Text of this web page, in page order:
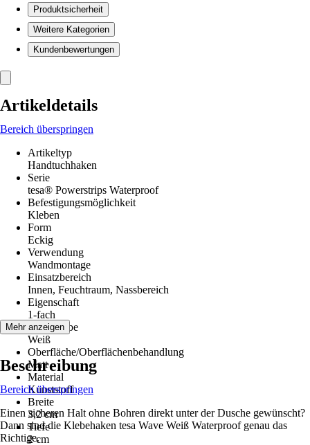
Produktsicherheit
Weitere Kategorien
Kundenbewertungen
Artikeldetails
Bereich überspringen
Artikeltyp
Handtuchhaken
Serie
tesa® Powerstrips Waterproof
Befestigungsmöglichkeit
Kleben
Form
Eckig
Verwendung
Wandmontage
Einsatzbereich
Innen, Feuchtraum, Nassbereich
Eigenschaft
1-fach
Grundfarbe
Weiß
Oberfläche/Oberflächenbehandlung
Matt
Material
Kunststoff
Breite
3,2 cm
Tiefe
2 cm
Mehr anzeigen
Beschreibung
Bereich überspringen
Einen sicheren Halt ohne Bohren direkt unter der Dusche gewünscht?
Dann sind die Klebehaken tesa Wave Weiß Waterproof genau das
Richtige.